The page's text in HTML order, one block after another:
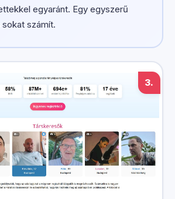
egyaránt. Egy egyszerű
számít.
3.